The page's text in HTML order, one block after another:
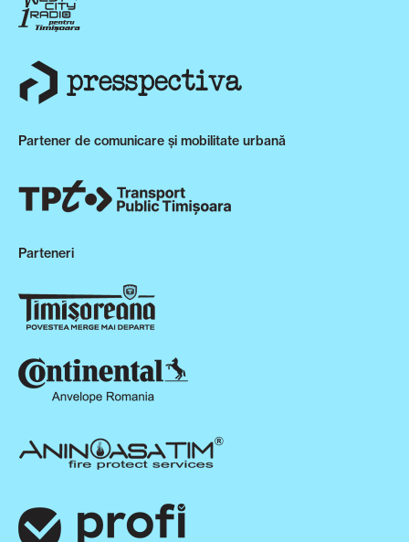
Partener de comunicare și mobilitate urbană
Parteneri